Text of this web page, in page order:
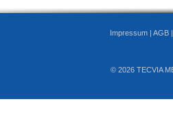
Impressum | AGB
© 2026 TECVIA